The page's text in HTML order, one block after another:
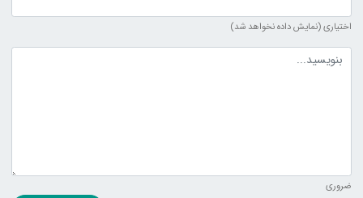
اختیاری (نمایش داده نخواهد شد)
متن دیدگاه
ضروری